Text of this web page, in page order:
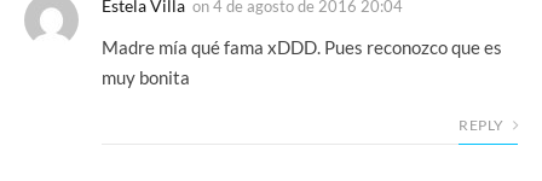
Estela Villa on4 de agosto de 2016 20:04
Madre mía qué fama xDDD. Pues reconozco que es
muy bonita
REPLY